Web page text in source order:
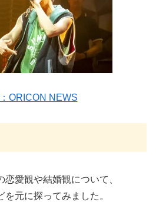
ORICON NEWS
愛観や結婚観について、
元に探ってみました。